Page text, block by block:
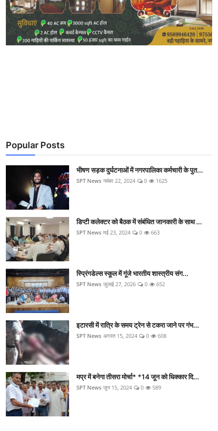
Popular Posts
भीषण सड़क दुर्घटनाओं में नगरपालिका कर्मचारी के पुत...
SPT News नवंबर 22, 2024 0 1625
डिप्टी कलेक्टर को बैठक में संबंधित जानकारी के साथ ...
SPT News मई 23, 2024 0 663
स्प्रिंगडेल्स स्कूल में गूंजे भारतीय शास्त्रीय संग...
SPT News जुलाई 27, 2026 0 652
इटारसी में रात्रि के समय ट्रेन से टकरा जाने पर गंभ...
SPT News अगस्त 15, 2024 0 608
मप्र में बनेगा तीसरा मोर्चा* *14 जून को धिक्कार दि...
SPT News जून 15, 2024 0 589